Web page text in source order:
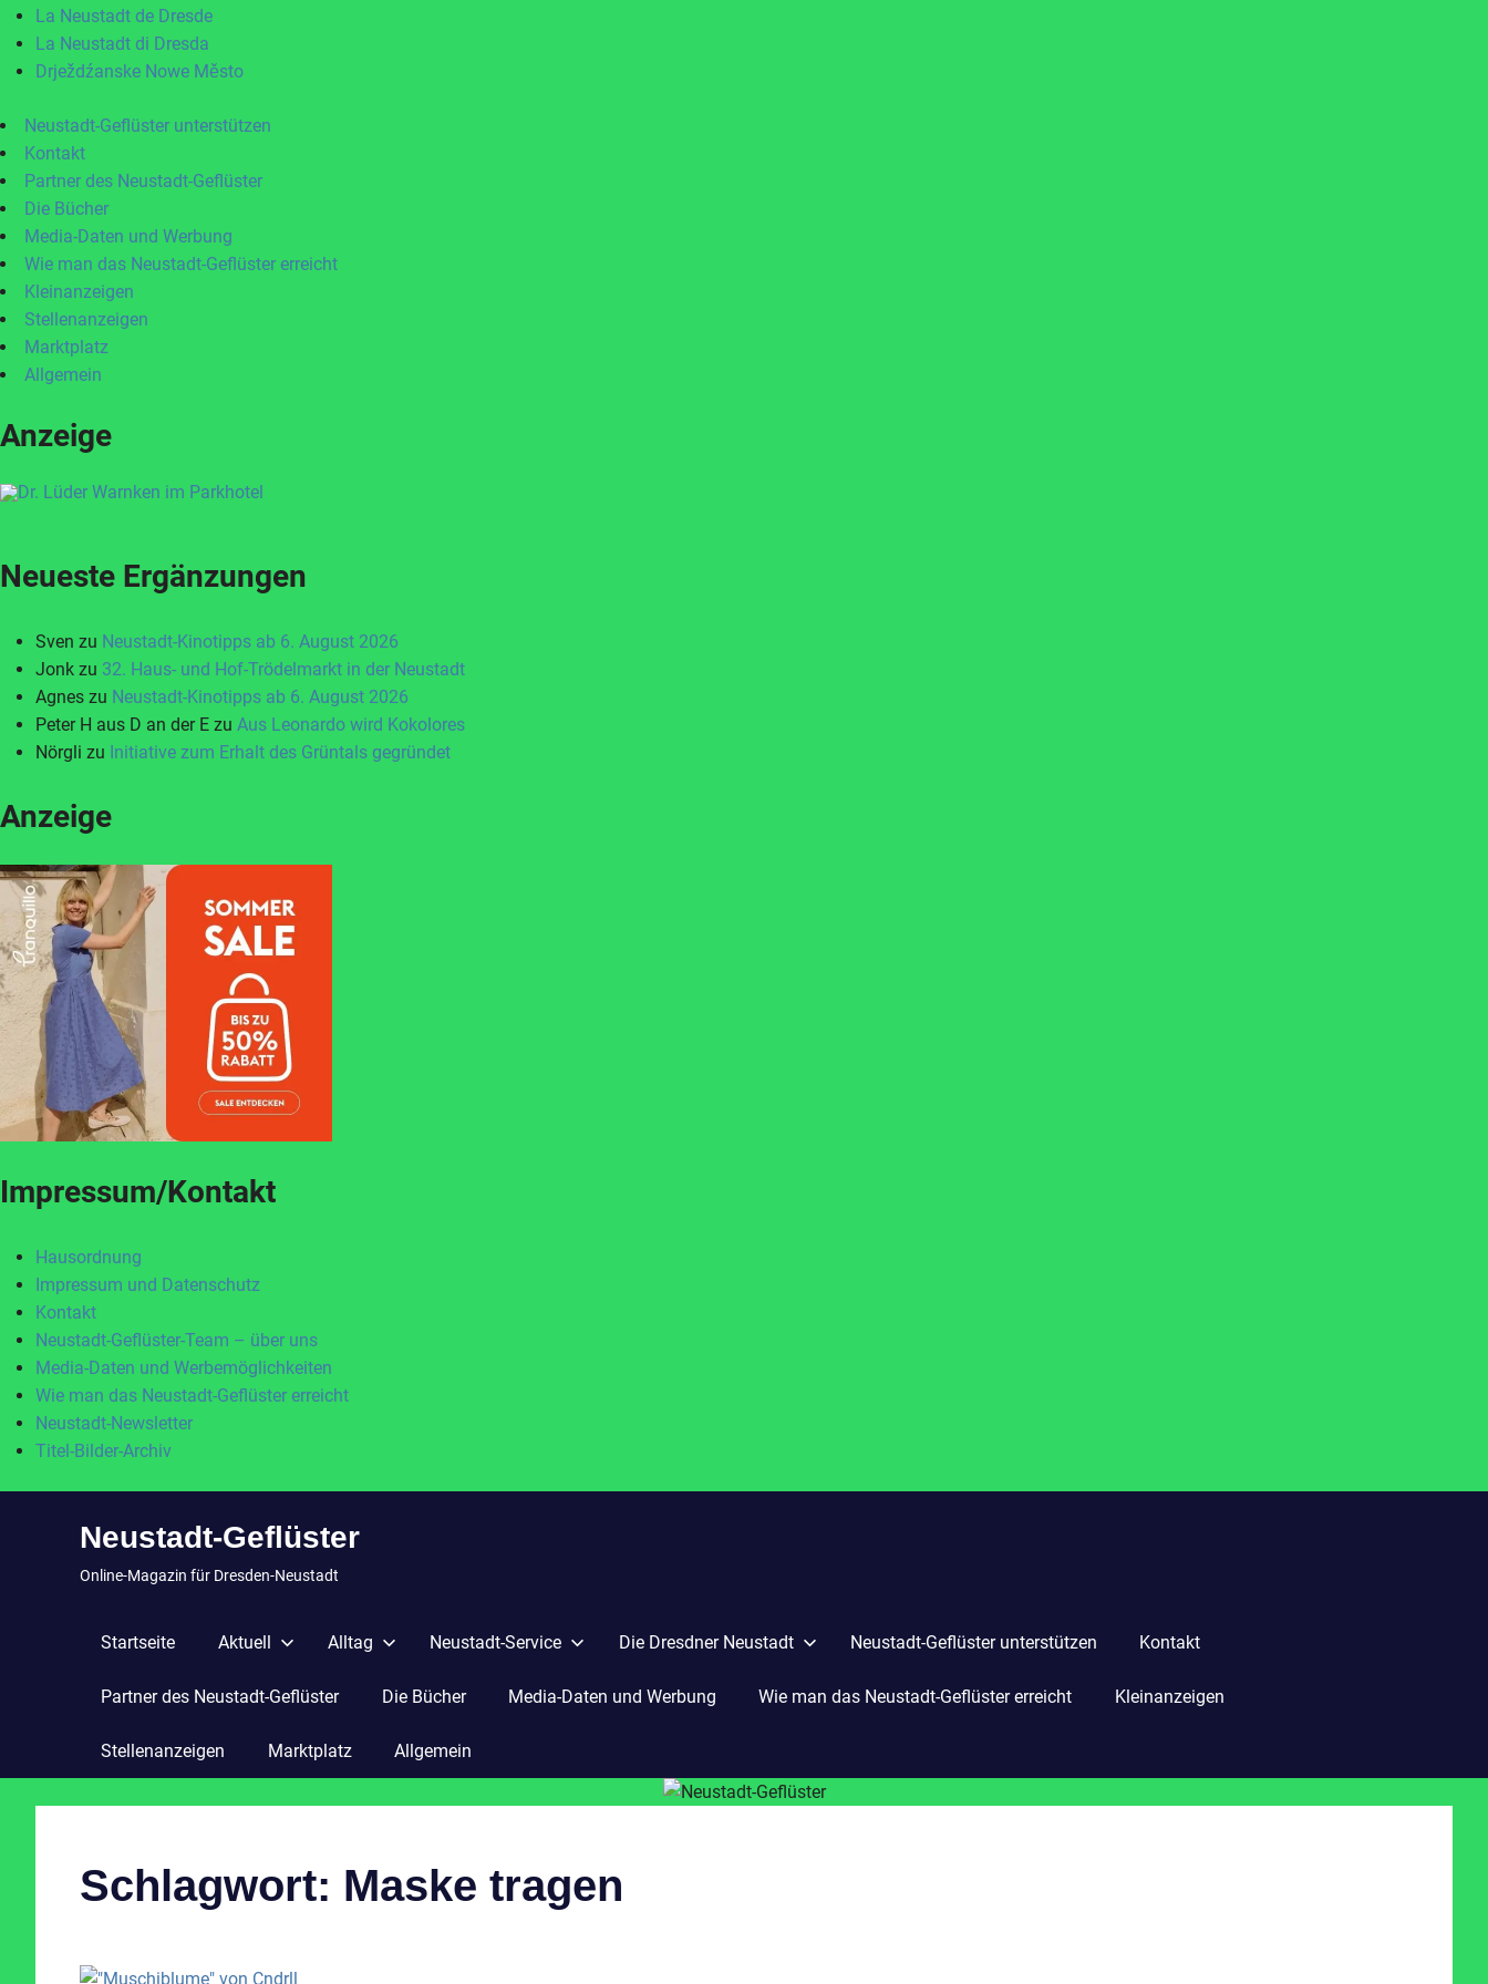
La Neustadt de Dresde
La Neustadt di Dresda
Drježdźanske Nowe Město
Neustadt-Geflüster unterstützen
Kontakt
Partner des Neustadt-Geflüster
Die Bücher
Media-Daten und Werbung
Wie man das Neustadt-Geflüster erreicht
Kleinanzeigen
Stellenanzeigen
Marktplatz
Allgemein
Anzeige
Neueste Ergänzungen
Sven zu Neustadt-Kinotipps ab 6. August 2026
Jonk zu 32. Haus- und Hof-Trödelmarkt in der Neustadt
Agnes zu Neustadt-Kinotipps ab 6. August 2026
Peter H aus D an der E zu Aus Leonardo wird Kokolores
Nörgli zu Initiative zum Erhalt des Grüntals gegründet
Anzeige
Impressum/Kontakt
Hausordnung
Impressum und Datenschutz
Kontakt
Neustadt-Geflüster-Team – über uns
Media-Daten und Werbemöglichkeiten
Wie man das Neustadt-Geflüster erreicht
Neustadt-Newsletter
Titel-Bilder-Archiv
Neustadt-Geflüster
Online-Magazin für Dresden-Neustadt
Startseite Aktuell Alltag Neustadt-Service Die Dresdner Neustadt Neustadt-Geflüster unterstützen Kontakt
Partner des Neustadt-Geflüster Die Bücher Media-Daten und Werbung Wie man das Neustadt-Geflüster erreicht Kleinanzeigen
Stellenanzeigen Marktplatz Allgemein
Schlagwort: Maske tragen